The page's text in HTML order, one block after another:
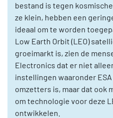
bestand is tegen
ze klein, hebben een
ideaal om te worden
Low Earth Orbit (LEO)
groeimarkt is, zien de
Electronics dat er niet
instellingen waaronder
omzetters is, maar dat ook
om technologie voor deze
ontwikkelen.